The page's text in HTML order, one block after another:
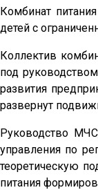
Комбинат
детей с
Коллектив
под
развития
развернут
Руководство
управления по
теоретическую
питания